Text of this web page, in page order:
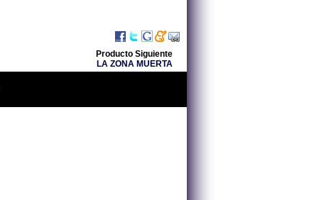
Producto Siguiente
LA ZONA MUERTA